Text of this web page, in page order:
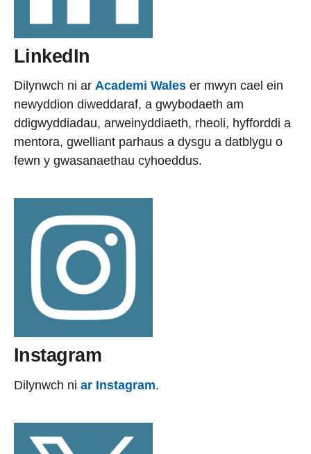
LinkedIn
Dilynwch ni ar Academi Wales er mwyn cael ein
newyddion diweddaraf, a gwybodaeth am
ddigwyddiadau, arweinyddiaeth, rheoli, hyfforddi a
mentora, gwelliant parhaus a dysgu a datblygu o
fewn y gwasanaethau cyhoeddus.
Instagram
Dilynwch ni ar Instagram.